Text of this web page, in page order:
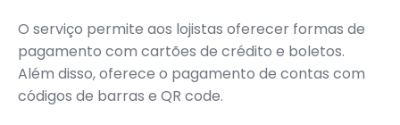
O serviço permite aos lojistas oferecer formas de
pagamento com cartões de crédito e boletos.
Além disso, oferece o pagamento de contas com
códigos de barras e QR code.